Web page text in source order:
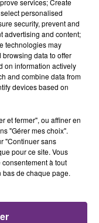
CHOOZ
centrale
Une situation
qui est toujours
services; Create
personalised
security, prevent and
advertising and content;
technologies may
data to offer
on information actively
and combine data from
devices based on
et fermer", ou affiner en
"Gérer mes choix".
"Continuer sans
pour ce site. Vous
à tout
bas de chaque page.